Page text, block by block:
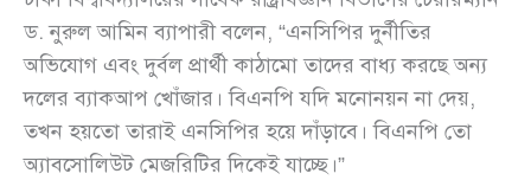
ড. নুরুল আমিন ব্যাপারী বলেন, “এনসিপির দুর্নীতির
অভিযোগ এবং দুর্বল প্রার্থী কাঠামো তাদের বাধ্য করছে অন্য
দলের ব্যাকআপ খোঁজার। বিএনপি যদি মনোনয়ন না দেয়,
তখন হয়তো তারাই এনসিপির হয়ে দাঁড়াবে। বিএনপি তো
অ্যাবসোলিউট মেজরিটির দিকেই যাচ্ছে।”